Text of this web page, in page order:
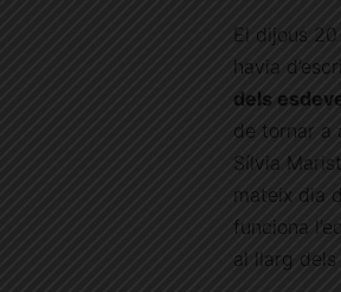
El dijous
havia
dels
de tornar a
Sílvia
mateix dia
funciona
al llarg